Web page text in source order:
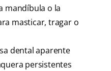
mandíbula o la
masticar, tragar o
dental aparente
persistentes